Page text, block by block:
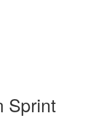
Sprint